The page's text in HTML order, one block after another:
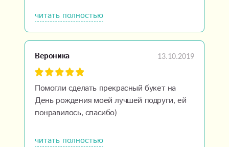
доброжелательно, красиво и точно в срок!
Очень рекомендую!!! Людмила — Вы
читать полностью
Вероника 13.10.2019
Помогли сделать прекрасный букет на
День рождения моей лучшей подруги, ей
понравилось, спасибо)
читать полностью